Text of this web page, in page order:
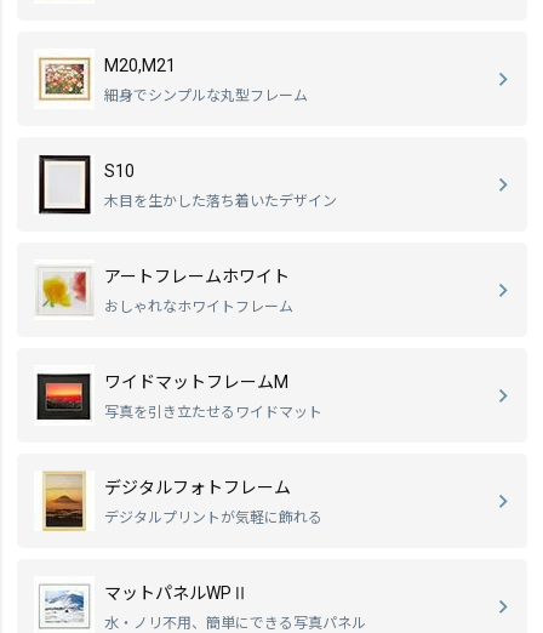
M20,M21
細身でシンプルな丸型フレーム
S10
木目を生かした落ち着いたデザイン
アートフレームホワイト
おしゃれなホワイトフレーム
ワイドマットフレームM
写真を引き立たせるワイドマット
デジタルフォトフレーム
デジタルプリントが気軽に飾れる
マットパネルWPⅡ
水・ノリ不用、簡単にできる写真パネル